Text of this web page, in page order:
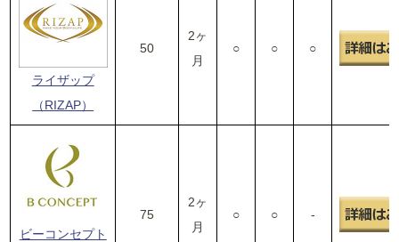
ライザップ
（RIZAP）
50
2ヶ
月
○ ○ ○
ビーコンセプト
75
2ヶ
月
○ ○ -